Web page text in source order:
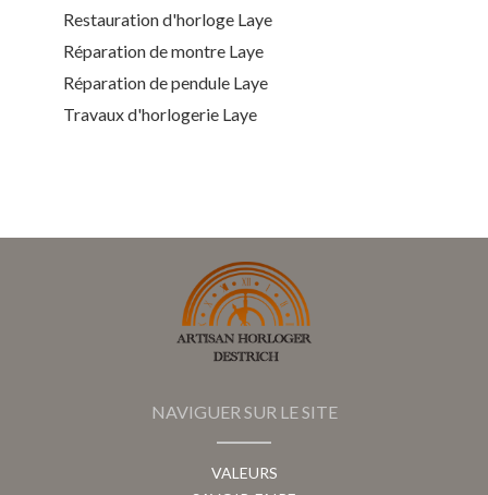
Restauration d'horloge Laye
Réparation de montre Laye
Réparation de pendule Laye
Travaux d'horlogerie Laye
NAVIGUER SUR LE SITE
VALEURS